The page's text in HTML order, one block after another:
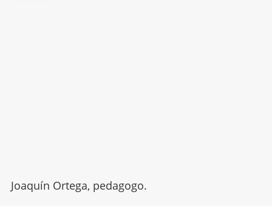
Joaquín Ortega, pedagogo.